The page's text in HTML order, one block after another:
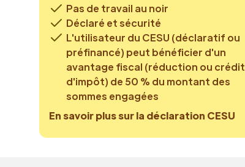
Pas de travail au noir
Déclaré et sécurité
L'utilisateur du CESU (déclaratif ou
préfinancé) peut bénéficier d'un
avantage fiscal (réduction ou crédit
d'impôt) de 50 % du montant des
sommes engagées
En savoir plus sur la déclaration CESU